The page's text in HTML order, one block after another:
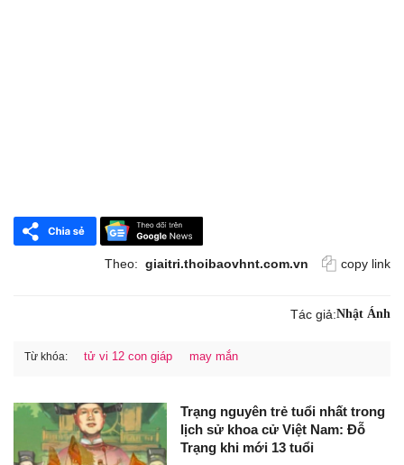
Theo: giaitri.thoibaovhnt.com.vn copy link
Tác giả:Nhật Ánh
Từ khóa: tử vi 12 con giáp may mắn
Trạng nguyên trẻ tuổi nhất trong
lịch sử khoa cử Việt Nam: Đỗ
Trạng khi mới 13 tuổi